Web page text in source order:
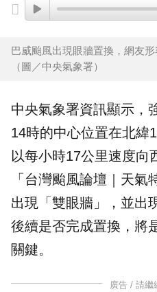
巴威颱風出現眼牆置換，網友形
（圖／中央氣象署）
中央氣象署資訊顯示，
14時的中心位置在北緯
以每小時17公里速度向
「台灣颱風論壇｜ 天氣
出現「雙眼牆 」，並出
後續是否完成置換，將
關鍵。
廣告 / 請繼